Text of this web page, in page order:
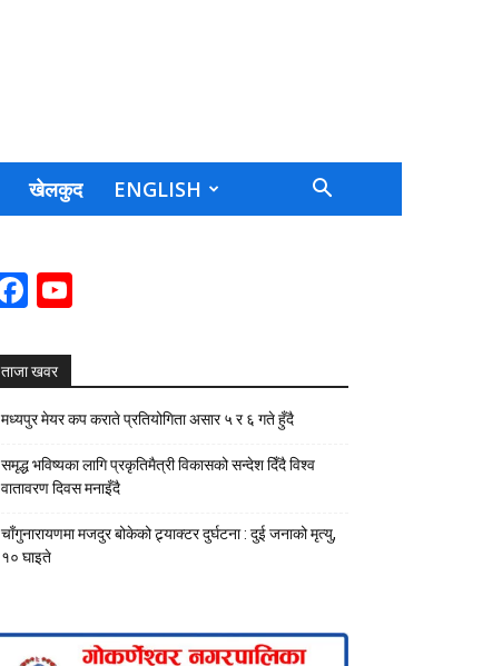
खेलकुद ENGLISH
Facebook
ताजा खवर
मध्यपुर मेयर कप कराते प्रतियोगिता असार ५ र ६ गते हुँदै
समृद्ध भविष्यका लागि प्रकृतिमैत्री विकासको सन्देश दिँदै विश्व
वातावरण दिवस मनाइँदै
चाँगुनारायणमा मजदुर बोकेको ट्र्याक्टर दुर्घटना : दुई जनाको मृत्यु,
१० घाइते